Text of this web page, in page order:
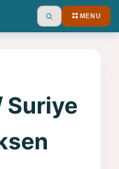
Ara MENU
Suriye